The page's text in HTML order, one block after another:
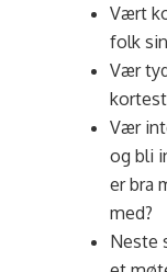
Vært
folk
Vær
Vær
og bli
er bra
med?
Neste